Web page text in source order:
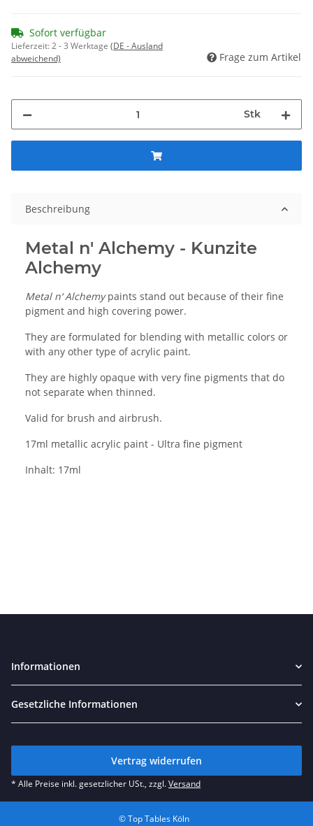
Sofort verfügbar
Lieferzeit:2 - 3 Werktage (DE - Ausland
abweichend)
Frage zum Artikel
Stk
Beschreibung
Metal n' Alchemy - Kunzite
Alchemy
Metal n‘ Alchemypaints stand out because of their fine
pigment and high covering power.
They are formulated for blending with metallic colors or
with any other type of acrylic paint.
They are highly opaque with very fine pigments that do
not separate when thinned.
Valid for brush and airbrush.
17ml metallic acrylic paint - Ultra fine pigment
Inhalt: 17ml
Informationen
Gesetzliche Informationen
Vertrag widerrufen
* Alle Preise inkl. gesetzlicher USt., zzgl.Versand
© Top Tables Köln